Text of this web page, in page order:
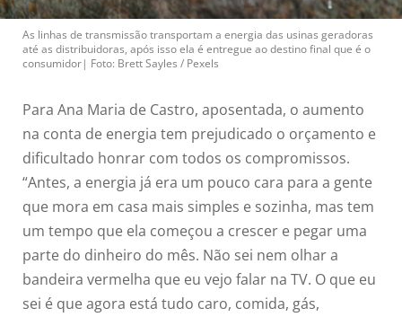
As linhas de transmissão transportam a energia das usinas geradoras
até as distribuidoras, após isso ela é entregue ao destino final que é o
consumidor| Foto: Brett Sayles / Pexels
Para Ana Maria de Castro, aposentada, o aumento
na conta de energia tem prejudicado o orçamento e
dificultado honrar com todos os compromissos.
“Antes, a energia já era um pouco cara para a gente
que mora em casa mais simples e sozinha, mas tem
um tempo que ela começou a crescer e pegar uma
parte do dinheiro do mês. Não sei nem olhar a
bandeira vermelha que eu vejo falar na TV. O que eu
sei é que agora está tudo caro, comida, gás,